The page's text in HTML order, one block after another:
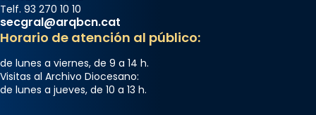
Telf. 93 270 10 10
secgral@arqbcn.cat
Horario de atención al público:
de lunes a viernes, de 9 a 14 h.
Visitas al Archivo Diocesano:
de lunes a jueves, de 10 a 13 h.